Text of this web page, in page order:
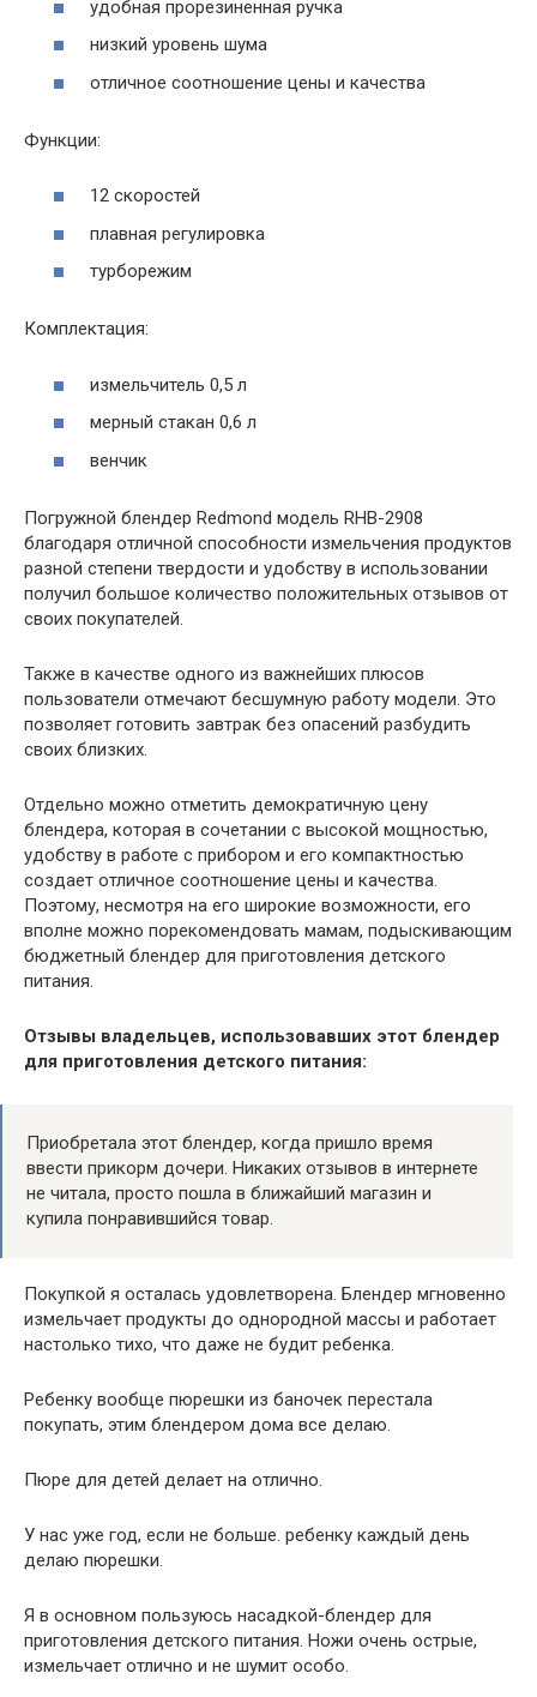
удобная прорезиненная ручка
низкий уровень шума
отличное соотношение цены и качества
Функции:
12 скоростей
плавная регулировка
турборежим
Комплектация:
измельчитель 0,5 л
мерный стакан 0,6 л
венчик
Погружной блендер Redmond модель RHB-2908
благодаря отличной способности измельчения продуктов
разной степени твердости и удобству в использовании
получил большое количество положительных отзывов от
своих покупателей.
Также в качестве одного из важнейших плюсов
пользователи отмечают бесшумную работу модели. Это
позволяет готовить завтрак без опасений разбудить
своих близких.
Отдельно можно отметить демократичную цену
блендера, которая в сочетании с высокой мощностью,
удобству в работе с прибором и его компактностью
создает отличное соотношение цены и качества.
Поэтому, несмотря на его широкие возможности, его
вполне можно порекомендовать мамам, подыскивающим
бюджетный блендер для приготовления детского
питания.
Отзывы владельцев, использовавших этот блендер
для приготовления детского питания:
Приобретала этот блендер, когда пришло время
ввести прикорм дочери. Никаких отзывов в интернете
не читала, просто пошла в ближайший магазин и
купила понравившийся товар.
Покупкой я осталась удовлетворена. Блендер мгновенно
измельчает продукты до однородной массы и работает
настолько тихо, что даже не будит ребенка.
Ребенку вообще пюрешки из баночек перестала
покупать, этим блендером дома все делаю.
Пюре для детей делает на отлично.
У нас уже год, если не больше. ребенку каждый день
делаю пюрешки.
Я в основном пользуюсь насадкой-блендер для
приготовления детского питания. Ножи очень острые,
измельчает отлично и не шумит особо.